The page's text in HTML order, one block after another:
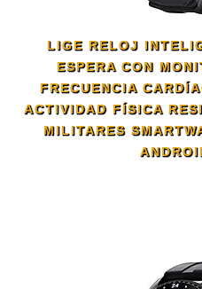
LIGE RELOJ
ESPERA CON
FRECUENCIA
ACTIVIDAD FÍSICA
MILITARES